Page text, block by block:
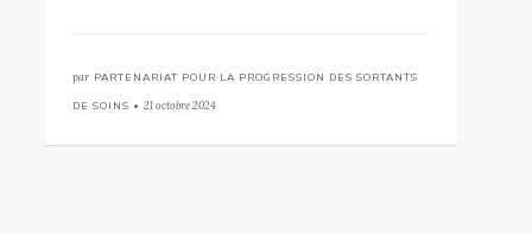
par PARTENARIAT POUR LA PROGRESSION DES SORTANTS
DE SOINS • 21 octobre 2024